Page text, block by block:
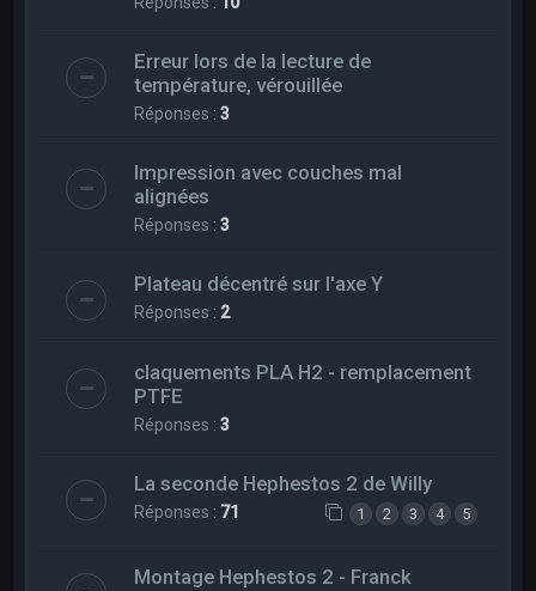
Erreur lors de la lecture de
température, vérouillée
Réponses :3
Impression avec couches mal
alignées
Réponses :3
Plateau décentré sur l'axe Y
Réponses : 2
claquements PLA H2 - remplacement
PTFE
Réponses :3
La seconde Hephestos 2 de Willy
Réponses : 71 1 2 3 4 5
Montage Hephestos 2 - Franck